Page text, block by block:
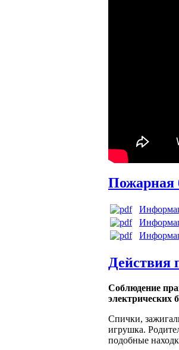
Пожарная
Действия
Соблюдение
электрических
Спички,
игрушка.
подобные